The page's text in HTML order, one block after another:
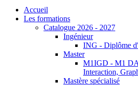
Accueil
Les formations
Catalogue 2026 - 2027
Ingénieur
ING - Diplôme
Master
M1IGD - M1
Interaction,
Mastère spécialisé